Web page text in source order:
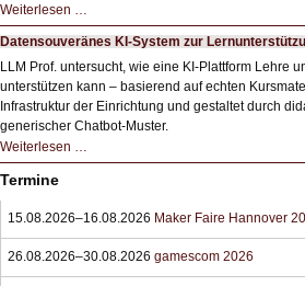
Weiterlesen …
Der
Ausbruch
der
KI
Datensouveränes KI-System zur
LLM Prof. untersucht, wie eine KI‑Plattform Lehre
unterstützen kann – basierend auf echten
Infrastruktur der Einrichtung und gestaltet durch
generischer Chatbot‑Muster.
Weiterlesen …
KI-
von
Studierenden
Termine
15.08.2026–16.08.2026 Maker Faire Hannover
26.08.2026–30.08.2026 gamescom 2026